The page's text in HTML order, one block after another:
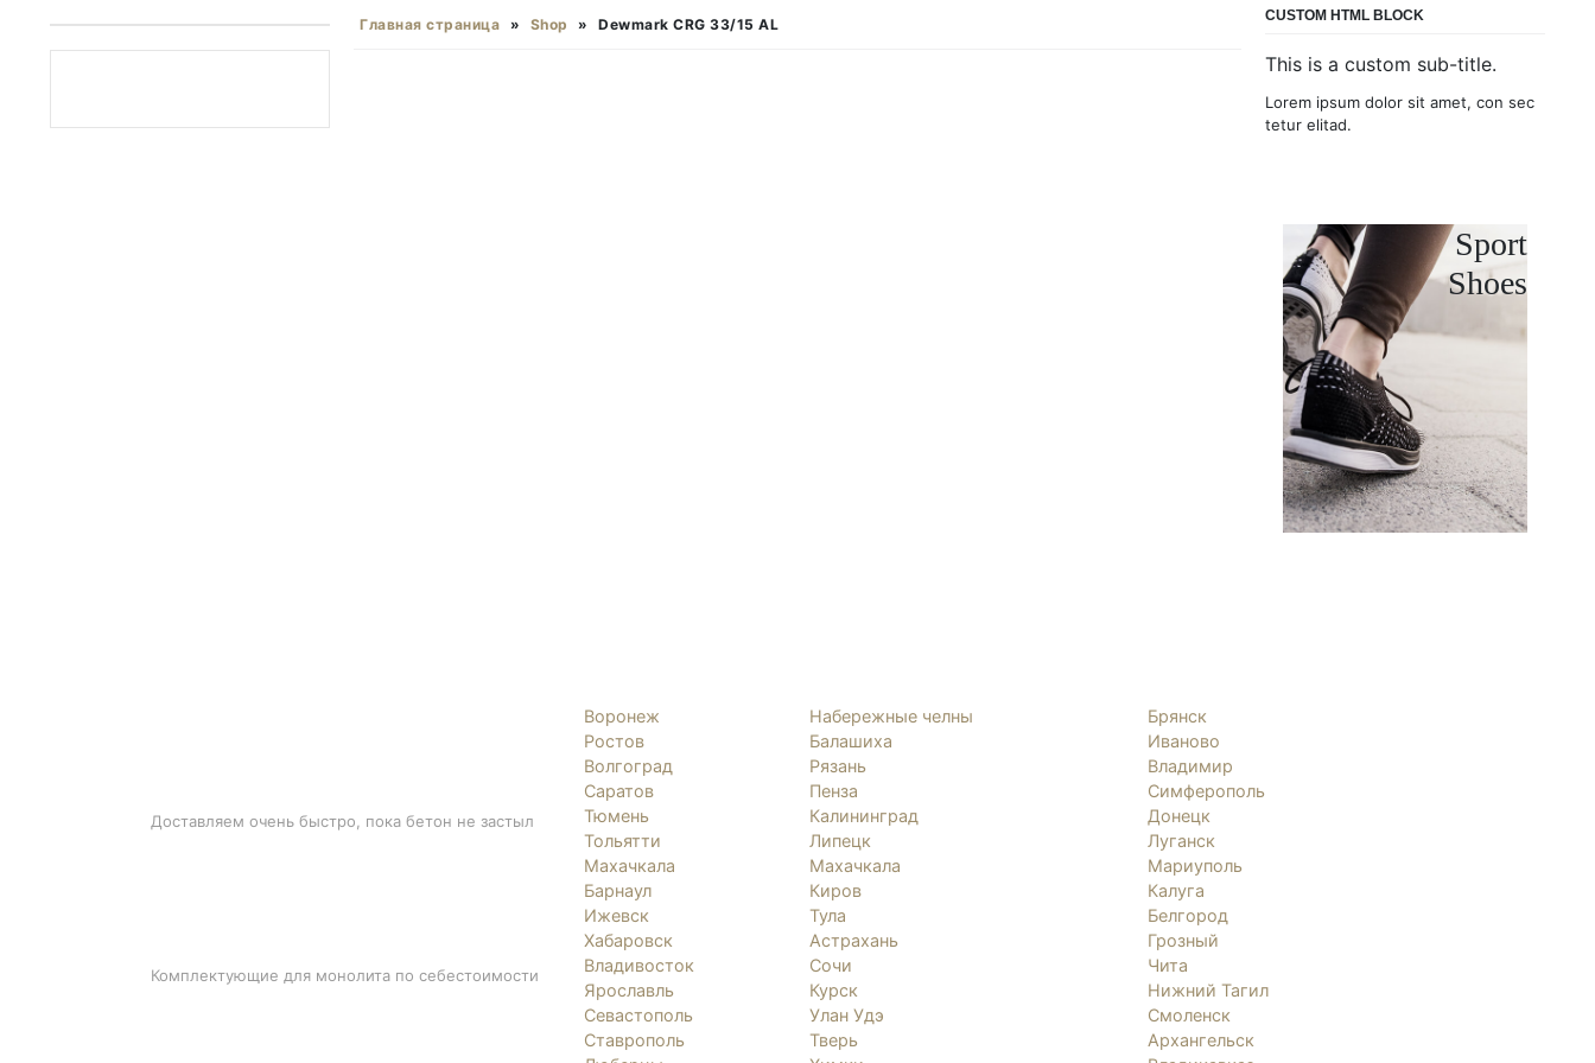
Главная страница » Shop » Dewmark CRG 33/15 AL CUSTOM HTML BLOCK
This is a custom sub-title.
Lorem ipsum dolor sit amet, con sec
tetur elitad.
Sport
Shoes
Доставляем очень быстро, пока бетон не застыл
Комплектующие для монолита по себестоимости
Воронеж
Ростов
Волгоград
Саратов
Тюмень
Тольятти
Махачкала
Барнаул
Ижевск
Хабаровск
Владивосток
Ярославль
Севастополь
Ставрополь
Набережные челны
Балашиха
Рязань
Пенза
Калининград
Липецк
Махачкала
Киров
Тула
Астрахань
Сочи
Курск
Улан Удэ
Тверь
Брянск
Иваново
Владимир
Симферополь
Донецк
Луганск
Мариуполь
Калуга
Белгород
Грозный
Чита
Нижний Тагил
Смоленск
Архангельск